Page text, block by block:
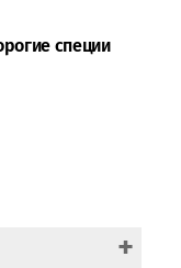
специи
+